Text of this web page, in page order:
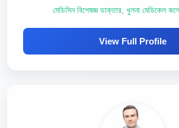
মেডিসিন বিশেষজ্ঞ ডাক্তার, খুলনা মেডিকেল
View Full Profile